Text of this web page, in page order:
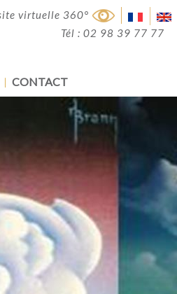
virtuelle 360°
Tél : 02 98 39 77 77
CONTACT